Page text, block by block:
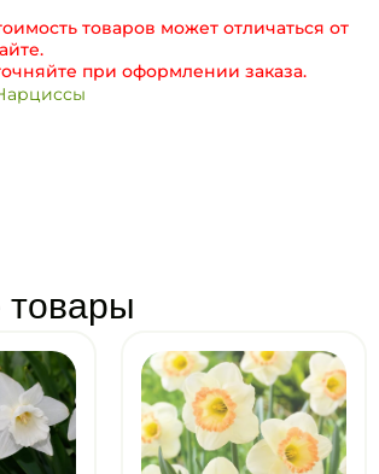
товаров может отличаться от
при оформлении заказа.